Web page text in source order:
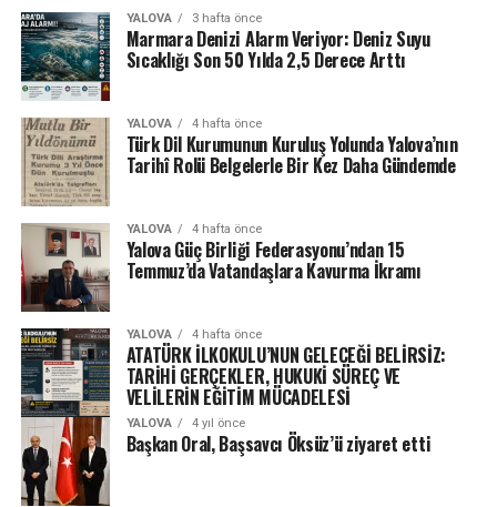
YALOVA 3 hafta önce
Marmara Denizi Alarm Veriyor: Deniz Suyu
Sıcaklığı Son 50 Yılda 2,5 Derece Arttı
YALOVA 4 hafta önce
Türk Dil Kurumunun Kuruluş Yolunda Yalova’nın
Tarihî Rolü Belgelerle Bir Kez Daha Gündemde
YALOVA 4 hafta önce
Yalova Güç Birliği Federasyonu’ndan 15
Temmuz’da Vatandaşlara Kavurma İkramı
YALOVA 4 hafta önce
ATATÜRK İLKOKULU’NUN GELECEĞİ BELİRSİZ:
TARİHİ GERÇEKLER, HUKUKİ SÜREÇ VE
VELİLERİN EĞİTİM MÜCADELESİ
YALOVA 4 yıl önce
Başkan Oral, Başsavcı Öksüz’ü ziyaret etti